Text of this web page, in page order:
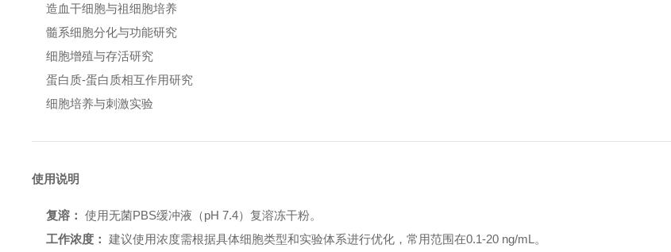
造血干细胞与祖细胞培养
髓系细胞分化与功能研究
细胞增殖与存活研究
蛋白质-蛋白质相互作用研究
细胞培养与刺激实验
使用说明
复溶： 使用无菌PBS缓冲液（pH 7.4）复溶冻干粉。
工作浓度： 建议使用浓度需根据具体细胞类型和实验体系进行优化，常用范围在0.1-20 ng/mL。